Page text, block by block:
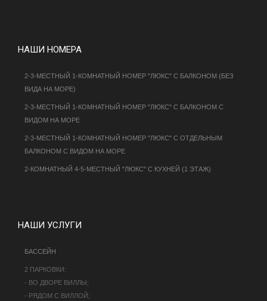
НАШИ НОМЕРА
2-3-МЕСТНЫЙ 1-КОМНАТНЫЙ НОМЕР "ЛЮКС" С БАЛКОНОМ (БЕЗ
ВИДА НА МОРЕ)
2-3-МЕСТНЫЙ 1-КОМНАТНЫЙ НОМЕР "ЛЮКС" С БАЛКОНОМ С
ВИДОМ НА МОРЕ
2-3-МЕСТНЫЙ 1-КОМНАТНЫЙ НОМЕР "ЛЮКС" С ОТДЕЛЬНЫМ
БАЛКОНОМ С ВИДОМ НА МОРЕ
2-КОМНАТНЫЙ 4-5-МЕСТНЫЙ "ЛЮКС" С КУХНЕЙ (1 ЭТАЖ)
НАШИ УСЛУГИ
БАССЕЙН
2 ПАРКОВКИ:
- ВО ДВОРЕ ВИЛЛЫ;
- РЯДОМ С ВИЛЛОЙ;